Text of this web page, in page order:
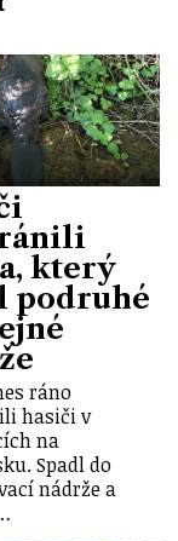
který
podruhé
ráno
hasiči v
na
Spadl do
nádrže a